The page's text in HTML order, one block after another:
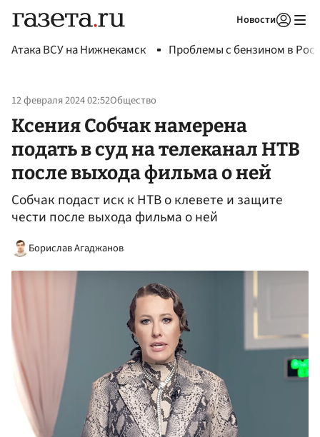
Новости
Атака ВСУ на Нижнекамск Проблемы с бензином в
12 февраля 2024 02:52Общество
Ксения Собчак намерена
подать в суд на телеканал НТВ
после выхода фильма о ней
Собчак подаст иск к НТВ о клевете и защите
чести после выхода фильма о ней
Борислав Агаджанов